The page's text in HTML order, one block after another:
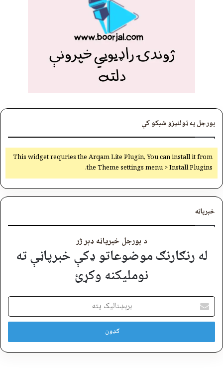
بورجل په ټولنیزو شبکو کې
This widget requries the Arqam Lite Plugin, You can install it from
the Theme settings menu > Install Plugins.
خبرپاڼه
د بورجل خبرپاڼه ډېر ژر
له رنګارنګ موضوعاتو ډکې خبرپاڼې ته
نوملیکنه وکړئ
برېښنالیک
پته